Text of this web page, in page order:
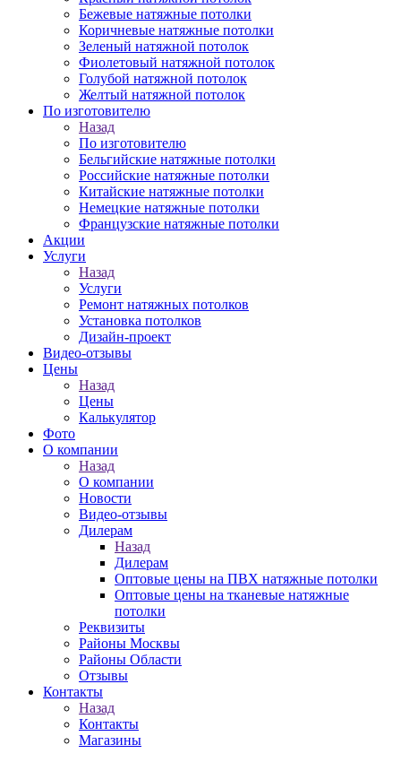
Бежевые натяжные потолки
Коричневые натяжные потолки
Зеленый натяжной потолок
Фиолетовый натяжной потолок
Голубой натяжной потолок
Желтый натяжной потолок
По изготовителю
Назад
По изготовителю
Бельгийские натяжные потолки
Российские натяжные потолки
Китайские натяжные потолки
Немецкие натяжные потолки
Французские натяжные потолки
Акции
Услуги
Назад
Услуги
Ремонт натяжных потолков
Установка потолков
Дизайн-проект
Видео-отзывы
Цены
Назад
Цены
Калькулятор
Фото
О компании
Назад
О компании
Новости
Видео-отзывы
Дилерам
Назад
Дилерам
Оптовые цены на ПВХ натяжные потолки
Оптовые цены на тканевые натяжные
потолки
Реквизиты
Районы Москвы
Районы Области
Отзывы
Контакты
Назад
Контакты
Магазины